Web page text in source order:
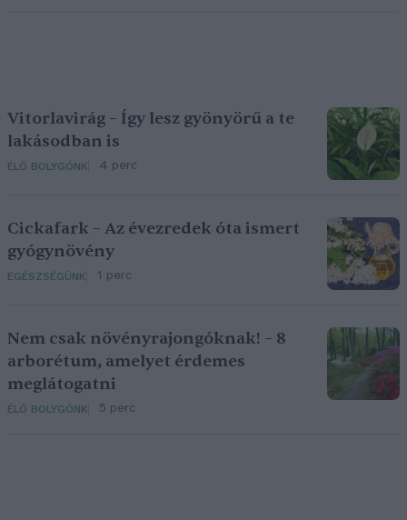
Vitorlavirág – Így lesz gyönyörű a te
lakásodban is
ÉLŐ BOLYGÓNK 4 perc
Cickafark – Az évezredek óta ismert
gyógynövény
EGÉSZSÉGÜNK 1 perc
Nem csak növényrajongóknak! – 8
arborétum, amelyet érdemes
meglátogatni
ÉLŐ BOLYGÓNK 5 perc